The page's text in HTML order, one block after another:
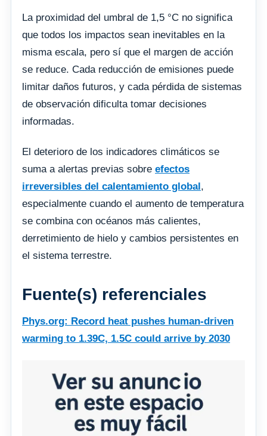
La proximidad del umbral de 1,5 °C no significa
que todos los impactos sean inevitables en la
misma escala, pero sí que el margen de acción
se reduce. Cada reducción de emisiones puede
limitar daños futuros, y cada pérdida de sistemas
de observación dificulta tomar decisiones
informadas.
El deterioro de los indicadores climáticos se
suma a alertas previas sobre efectos
irreversibles del calentamiento global,
especialmente cuando el aumento de temperatura
se combina con océanos más calientes,
derretimiento de hielo y cambios persistentes en
el sistema terrestre.
Fuente(s) referenciales
Phys.org: Record heat pushes human-driven
warming to 1.39C, 1.5C could arrive by 2030